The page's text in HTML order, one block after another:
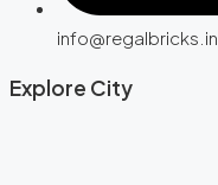
info@regalbricks.in
Explore City